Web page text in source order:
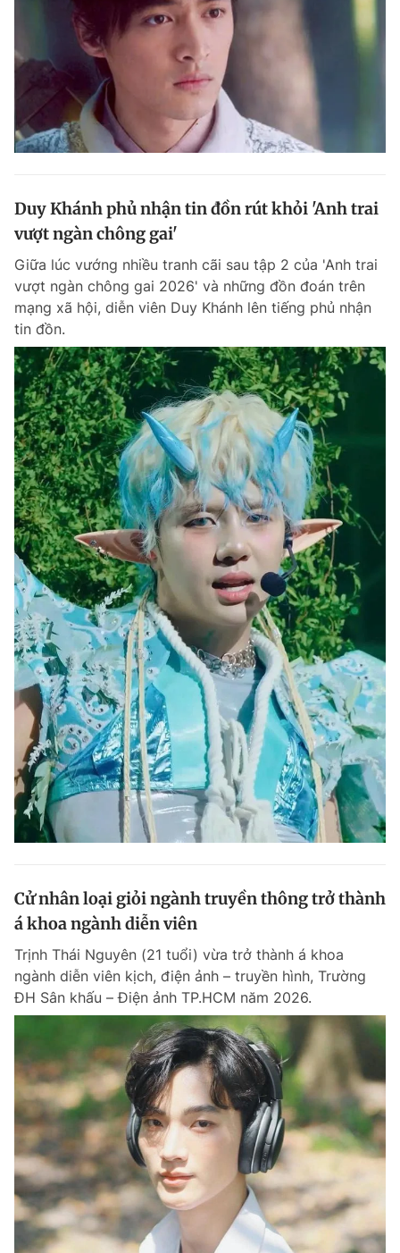
Duy Khánh phủ nhận tin đồn rút khỏi 'Anh trai
vượt ngàn chông gai'
Giữa lúc vướng nhiều tranh cãi sau tập 2 của 'Anh trai
vượt ngàn chông gai 2026' và những đồn đoán trên
mạng xã hội, diễn viên Duy Khánh lên tiếng phủ nhận
tin đồn.
Cử nhân loại giỏi ngành truyền thông trở thành
á khoa ngành diễn viên
Trịnh Thái Nguyên (21 tuổi) vừa trở thành á khoa
ngành diễn viên kịch, điện ảnh – truyền hình, Trường
ĐH Sân khấu – Điện ảnh TP.HCM năm 2026.